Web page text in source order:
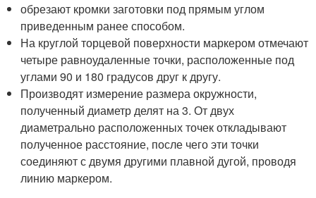
обрезают кромки заготовки под прямым углом
приведенным ранее способом.
На круглой торцевой поверхности маркером отмечают
четыре равноудаленные точки, расположенные под
углами 90 и 180 градусов друг к другу.
Производят измерение размера окружности,
полученный диаметр делят на 3. От двух
диаметрально расположенных точек откладывают
полученное расстояние, после чего эти точки
соединяют с двумя другими плавной дугой, проводя
линию маркером.